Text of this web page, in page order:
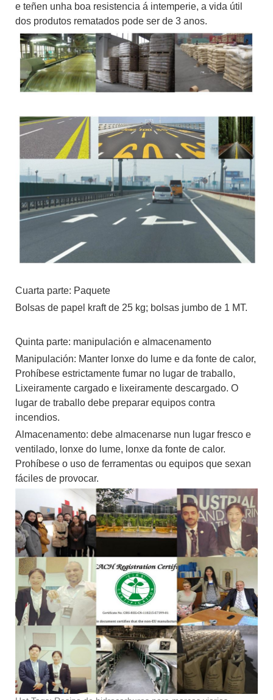
e teñen unha boa resistencia á intemperie, a vida útil
dos produtos rematados pode ser de 3 anos.
Cuarta parte: Paquete
Bolsas de papel kraft de 25 kg; bolsas jumbo de 1 MT.
Quinta parte: manipulación e almacenamento
Manipulación: Manter lonxe do lume e da fonte de calor,
Prohíbese estrictamente fumar no lugar de traballo,
Lixeiramente cargado e lixeiramente descargado. O
lugar de traballo debe preparar equipos contra
incendios.
Almacenamento: debe almacenarse nun lugar fresco e
ventilado, lonxe do lume, lonxe da fonte de calor.
Prohíbese o uso de ferramentas ou equipos que sexan
fáciles de provocar.